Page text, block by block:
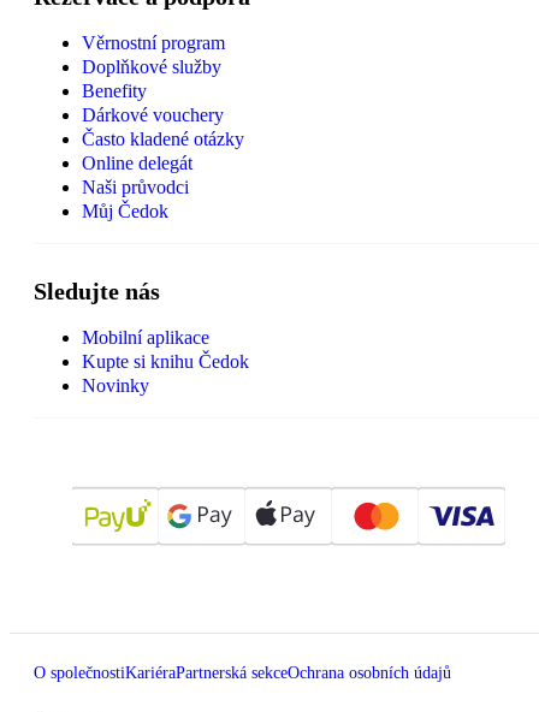
Věrnostní program
Doplňkové služby
Benefity
Dárkové vouchery
Často kladené otázky
Online delegát
Naši průvodci
Můj Čedok
Sledujte nás
Mobilní aplikace
Kupte si knihu Čedok
Novinky
O společnostiKariéraPartnerská sekceOchrana osobních údajů